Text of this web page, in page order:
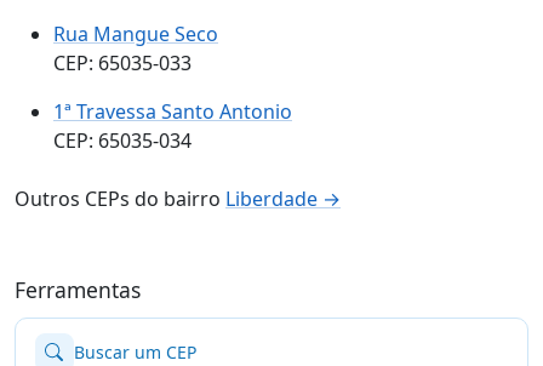
Rua Mangue Seco
CEP: 65035-033
1ª Travessa Santo Antonio
CEP: 65035-034
Outros CEPs do bairro Liberdade →
Ferramentas
Buscar um CEP